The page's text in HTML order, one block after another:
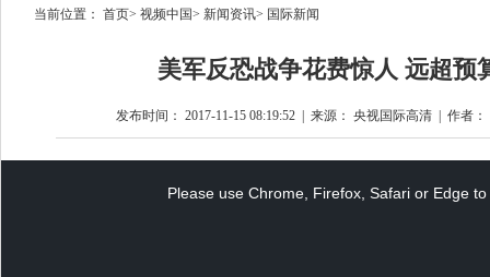
当前位置： 首页> 视频中国> 新闻资讯> 国际新闻
美军反恐战争花费惊人 远超预
发布时间： 2017-11-15 08:19:52 来源： 央视国际高清 作者：
Please use Chrome, Firefox, Safari or Edge